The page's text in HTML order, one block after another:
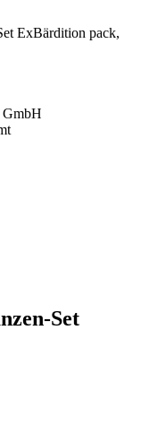
ExBärdition pack,
GmbH
Set